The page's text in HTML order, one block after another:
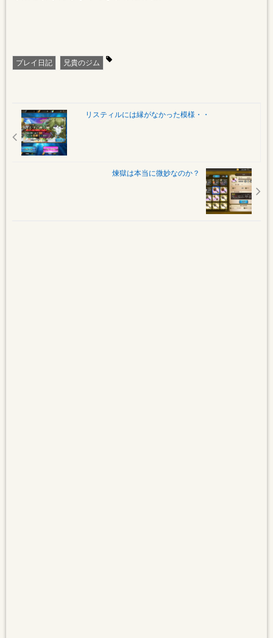
プレイ日記 兄貴のジム
リスティルには縁がなかった模様・・
煉獄は本当に微妙なのか？